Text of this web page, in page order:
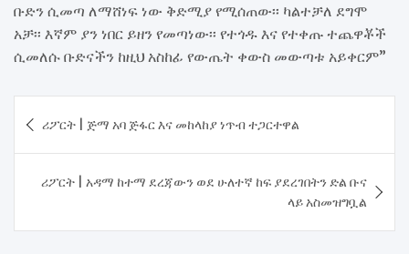
ቡድን ሲመጣ ለማሸነፍ ነው ቅድሚያ የሚሰጠው፡፡ ካልተቻለ ደግሞ
አቻ፡፡ እኛም ያን ነበር ይዘን የመጣነው፡፡ የተጎዱ እና የተቀጡ ተጨዋቾች
ሲመለሱ ቡድናችን ከዚህ አስከፊ የውጤት ቀውስ መውጣቱ አይቀርም”
navigation
​ሪፖርት | ጅማ አባ ጅፋር እና መከላከያ ነጥብ ተጋርተዋል
ሪፖርት | አዳማ ከተማ ደረጃውን ወደ ሁለተኛ ከፍ ያደረገበትን ድል ቡና
ላይ አስመዝግቧል